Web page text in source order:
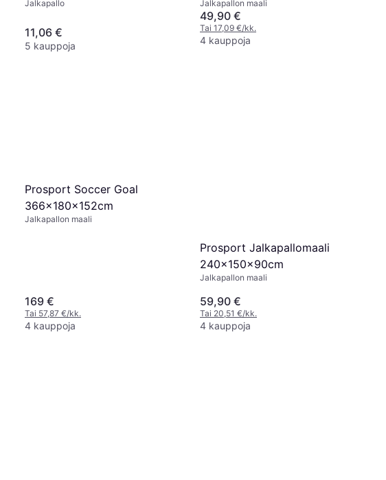
Jalkapallo
11,06 €
5 kauppoja
Jalkapallon maali
49,90 €
Tai 17,09 €/kk.
4 kauppoja
Prosport Soccer Goal
366x180x152cm
Jalkapallon maali
169 €
Tai 57,87 €/kk.
4 kauppoja
Prosport Jalkapallomaali
240x150x90cm
Jalkapallon maali
59,90 €
Tai 20,51 €/kk.
4 kauppoja